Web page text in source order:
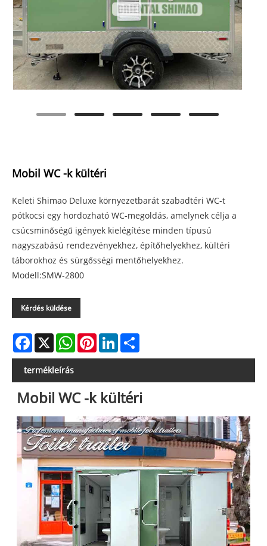
Mobil WC -k kültéri
Keleti Shimao Deluxe környezetbarát szabadtéri WC-t
pótkocsi egy hordozható WC-megoldás, amelynek célja a
csúcsminőségű igények kielégítése minden típusú
nagyszabású rendezvényekhez, építőhelyekhez, kültéri
táborokhoz és sürgősségi mentőhelyekhez.
Modell:SMW-2800
Kérdés küldése
Facebook
X WhatsAppPinterestLinkedIn
termékleírás
Mobil WC -k kültéri